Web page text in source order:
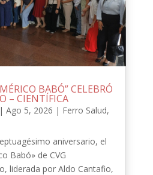
BABÓ” CELEBRÓ
– CIENTÍFICA
| Ago 5, 2026 | Ferro Salud,
aniversario, el
Babó» de CVG
liderada por Aldo Cantafio,